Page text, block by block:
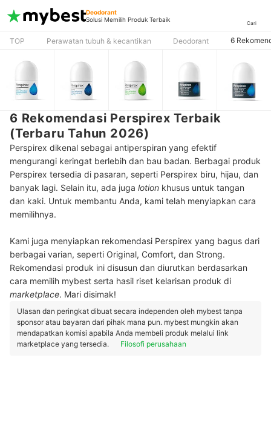
Deodorant
Solusi Memilih Produk Terbaik
Cari
TOP Perawatan tubuh & kecantikan Deodorant 6
6 Rekomendasi Perspirex Terbaik
(Terbaru Tahun 2026)
Perspirex dikenal sebagai antiperspiran yang efektif
mengurangi keringat berlebih dan bau badan. Berbagai produk
Perspirex tersedia di pasaran, seperti Perspirex biru, hijau, dan
banyak lagi. Selain itu, ada juga lotion khusus untuk tangan
dan kaki. Untuk membantu Anda, kami telah menyiapkan cara
memilihnya.
Kami juga menyiapkan rekomendasi Perspirex yang bagus dari
berbagai varian, seperti Original, Comfort, dan Strong.
Rekomendasi produk ini disusun dan diurutkan berdasarkan
cara memilih mybest serta hasil riset kelarisan produk di
marketplace. Mari disimak!
Ulasan dan peringkat dibuat secara independen oleh mybest tanpa
sponsor atau bayaran dari pihak mana pun. mybest mungkin akan
mendapatkan komisi apabila Anda membeli produk melalui link
marketplace yang tersedia.
Filosofi perusahaan